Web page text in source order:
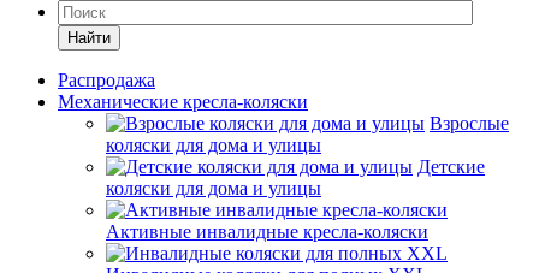
Найти
Распродажа
Механические кресла-коляски
Взрослые
коляски для дома и улицы
Детские
коляски для дома и улицы
Активные инвалидные кресла-коляски